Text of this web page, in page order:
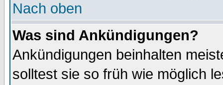
Nach oben
Was sind Ankündigungen?
Ankündigungen beinhalten
solltest sie so früh wie möglich